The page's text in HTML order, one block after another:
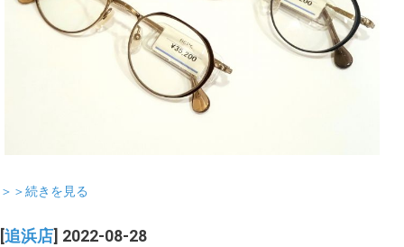
＞＞続きを見る
追浜店 ] 2022-08-28